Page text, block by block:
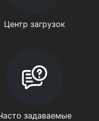
Центр загрузок
задаваемые